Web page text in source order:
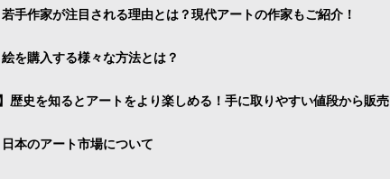
若手作家が注目される理由とは？現代アートの作家もご紹介！
を購入する様々な方法とは？
歴史を知るとアートをより楽しめる！手に取りやすい値段から販売
日本のアート市場について